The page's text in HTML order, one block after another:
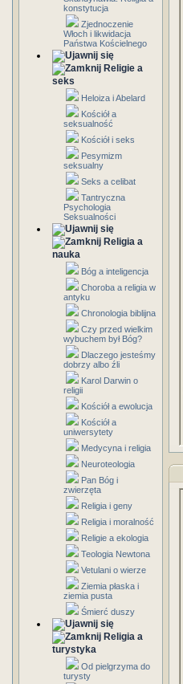
konstytucja
Zjednoczenie
Włoch i likwidacja
Państwa Kościelnego
Religie a
seks
Heloiza i Abelard
Kościół a
seksualność
Kościół i seks
Pesymizm
seksualny
Seks a celibat
Tantryczna
Psychologia
Seksualności
Religia a
nauka
Bóg a inteligencja
Choroba a religia w
antyku
Chronologia biblijna
Czy przed wielkim
wybuchem był Bóg?
Dlaczego jesteśmy
dobrzy albo źli
Karol Darwin o
religii
Kościół a ewolucja
Kościół a
uniwersytety
Medycyna i religia
Neuroteologia
Pan Bóg i
zwierzęta
Religia i geny
Religia i moralność
Religie a ekologia
Teologia Newtona
Vetulani o wierze
Ziemia płaska i
ziemia pusta
Śmierć duszy
Religia a
turystyka
Od pielgrzyma do
turysty